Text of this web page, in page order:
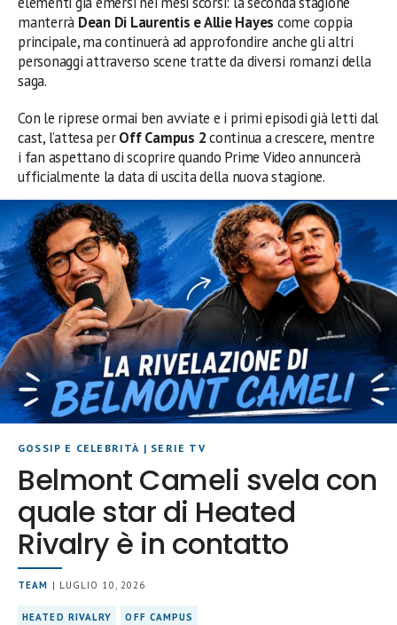
manterrà Dean Di Laurentis e Allie Hayes come coppia
principale, ma continuerà ad approfondire anche gli altri
personaggi attraverso scene tratte da diversi romanzi della
saga.
Con le riprese ormai ben avviate e i primi episodi già letti dal
cast, l’attesa perOff Campus 2continua a crescere, mentre
i fan aspettano di scoprire quando Prime Video annuncerà
ufficialmente la data di uscita della nuova stagione.
GOSSIP E CELEBRITÀ | SERIE TV
Belmont Cameli svela con
quale star di Heated
Rivalry è in contatto
TEAM | LUGLIO 10, 2026
HEATED RIVALRY OFF CAMPUS